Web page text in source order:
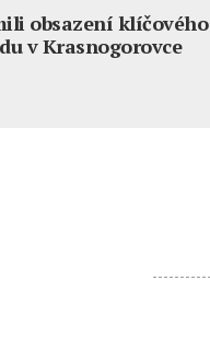
obsazení klíčového
v Krasnogorovce